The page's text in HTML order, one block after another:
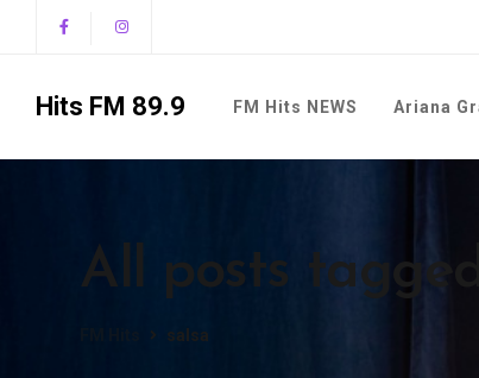
Hits FM 89.9 FM Hits NEWS Ariana
All posts
salsa